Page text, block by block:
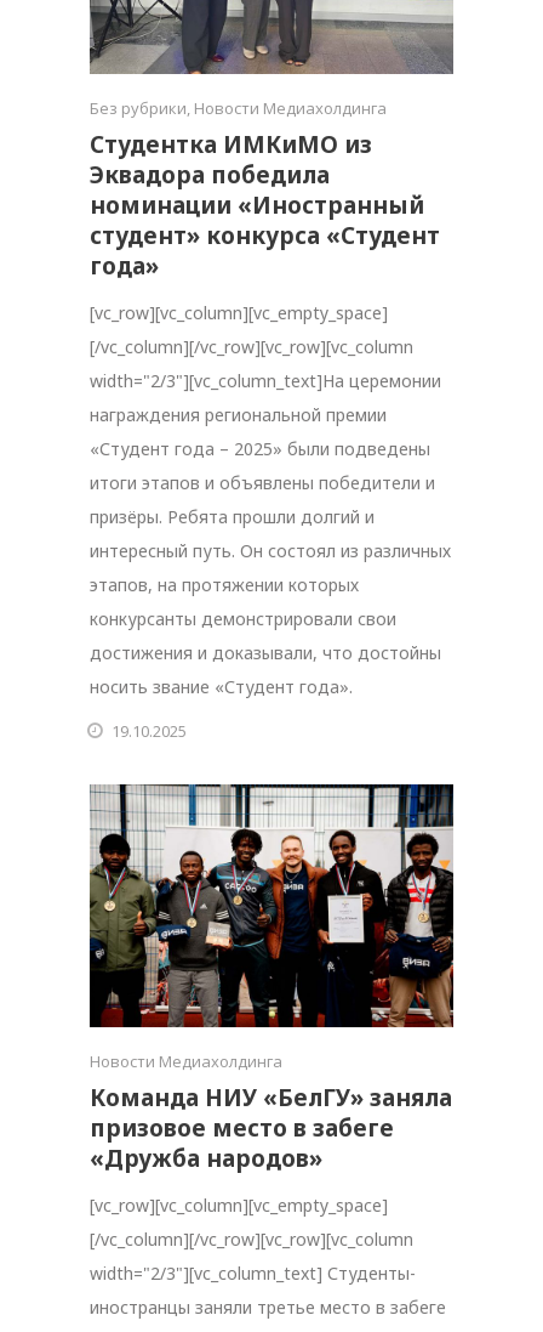
Без рубрики, Новости Медиахолдинга
Студентка ИМКиМО из
Эквадора победила
номинации «Иностранный
студент» конкурса «Студент
года»
[vc_row][vc_column][vc_empty_space]
[/vc_column][/vc_row][vc_row][vc_column
width="2/3"][vc_column_text]На церемонии
награждения региональной премии
«Студент года – 2025» были подведены
итоги этапов и объявлены победители и
призёры. Ребята прошли долгий и
интересный путь. Он состоял из различных
этапов, на протяжении которых
конкурсанты демонстрировали свои
достижения и доказывали, что достойны
носить звание «Студент года».
19.10.2025
Новости Медиахолдинга
Команда НИУ «БелГУ» заняла
призовое место в забеге
«Дружба народов»
[vc_row][vc_column][vc_empty_space]
[/vc_column][/vc_row][vc_row][vc_column
width="2/3"][vc_column_text] Студенты-
иностранцы заняли третье место в забеге